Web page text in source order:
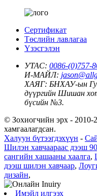
Сертификат
Төслийн лавлагаа
Үзэсгэлэн
УТАС: 0086-(0)757-
И-МАЙЛ:
ХАЯГ: БНХАУ-ын
дүүргийн Шишан
бүсийн №3.
© Зохиогчийн эрх - 2010-
хамгаалагдсан.
Халуун бүтээгдэхүүн -
Шилэн хавчаараас дээш
сангийн хашааны хаалга,
дээш шилэн хавчаар,
дизайн,
Имэйл илгээх